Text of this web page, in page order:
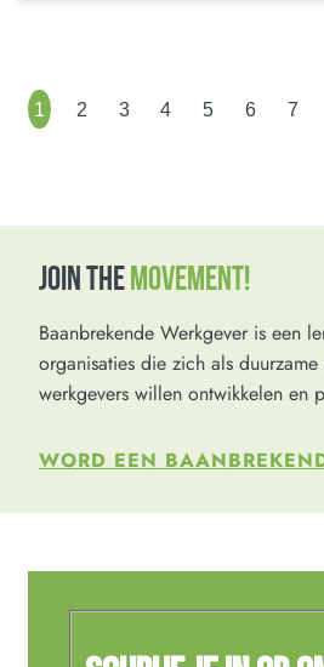
1 2 3 4 5 6 7
JOIN THEMOVEMENT!
Baanbrekende Werkgever is een
organisaties die zich als
werkgevers willen ontwikkelen en
WORD EEN